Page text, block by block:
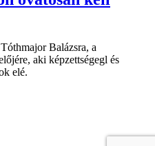
Balázsra, a
aki képzettségegl és
elé.